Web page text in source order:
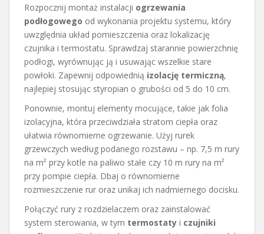
Rozpocznij montaż instalacji ogrzewania
podłogowego od wykonania projektu systemu, który
uwzględnia układ pomieszczenia oraz lokalizację
czujnika i termostatu. Sprawdzaj starannie powierzchnię
podłogi, wyrównując ją i usuwając wszelkie stare
powłoki. Zapewnij odpowiednią izolację termiczną,
najlepiej stosując styropian o grubości od 5 do 10 cm.
Ponownie, montuj elementy mocujące, takie jak folia
izolacyjna, która przeciwdziała stratom ciepła oraz
ułatwia równomierne ogrzewanie. Użyj rurek
grzewczych według podanego rozstawu – np. 7,5 m rury
na m² przy kotle na paliwo stałe czy 10 m rury na m²
przy pompie ciepła. Dbaj o równomierne
rozmieszczenie rur oraz unikaj ich nadmiernego docisku.
Połączyć rury z rozdzielaczem oraz zainstalować
system sterowania, w tym termostaty i czujniki